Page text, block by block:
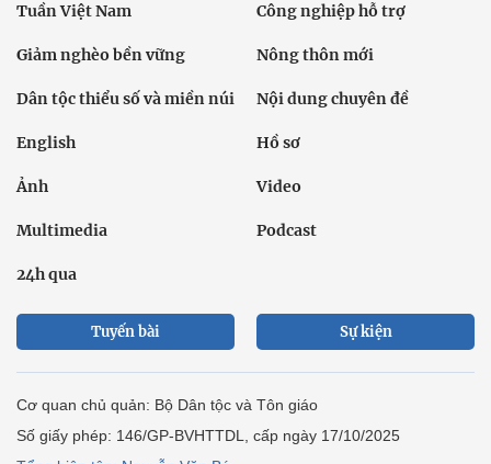
Tuần Việt Nam Công nghiệp hỗ trợ
Giảm nghèo bền vững Nông thôn mới
Dân tộc thiểu số và miền núi Nội dung chuyên đề
English Hồ sơ
Ảnh Video
Multimedia Podcast
24h qua
Tuyến bài Sự kiện
Cơ quan chủ quản: Bộ Dân tộc và Tôn giáo
Số giấy phép: 146/GP-BVHTTDL, cấp ngày 17/10/2025